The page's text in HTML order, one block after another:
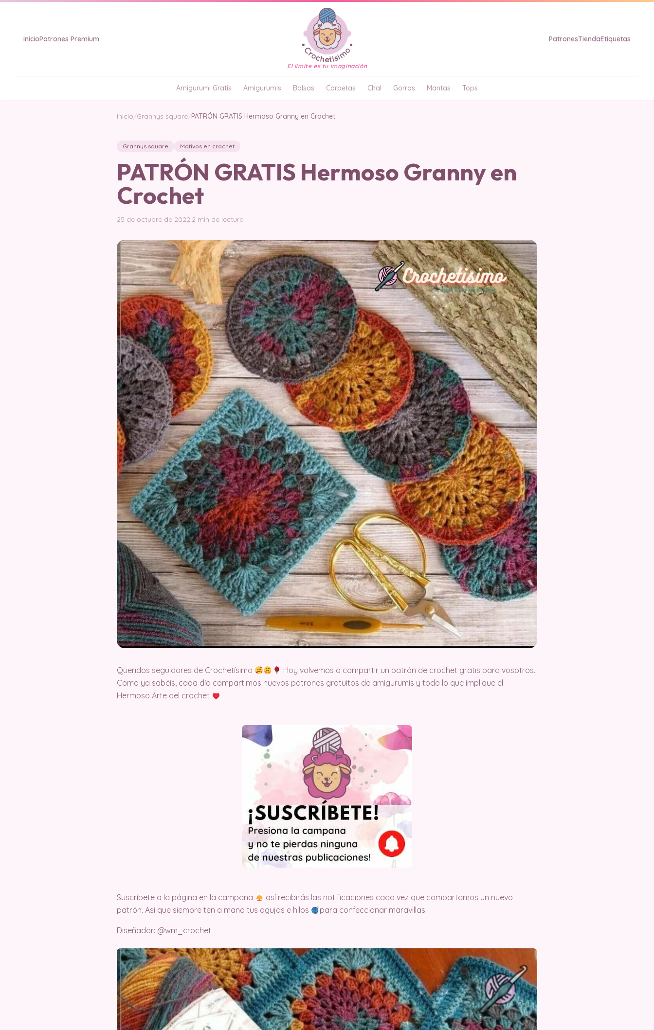
InicioPatrones Premium
El límite es tu imaginación
PatronesTiendaEtiquetas
Amigurumi Gratis Amigurumis Bolsas Carpetas Chal Gorros Mantas Tops
Inicio/Grannys square/PATRÓN GRATIS Hermoso Granny en Crochet
Grannys square Motivos en crochet
PATRÓN GRATIS Hermoso Granny en
Crochet
25 de octubre de 2022·2 min de lectura
Queridos seguidores de Crochetísimo
Hoy volvemos a compartir un patrón de crochet gratis para vosotros.
Como ya sabéis, cada día compartimos nuevos patrones gratuitos de amigurumis y todo lo que implique el
Hermoso Arte del crochet
Suscríbete a la página en la campana
así recibirás las notificaciones cada vez que compartamos un nuevo
patrón. Así que siempre ten a mano tus agujas e hilos
para confeccionar maravillas.
Diseñador: @wm_crochet